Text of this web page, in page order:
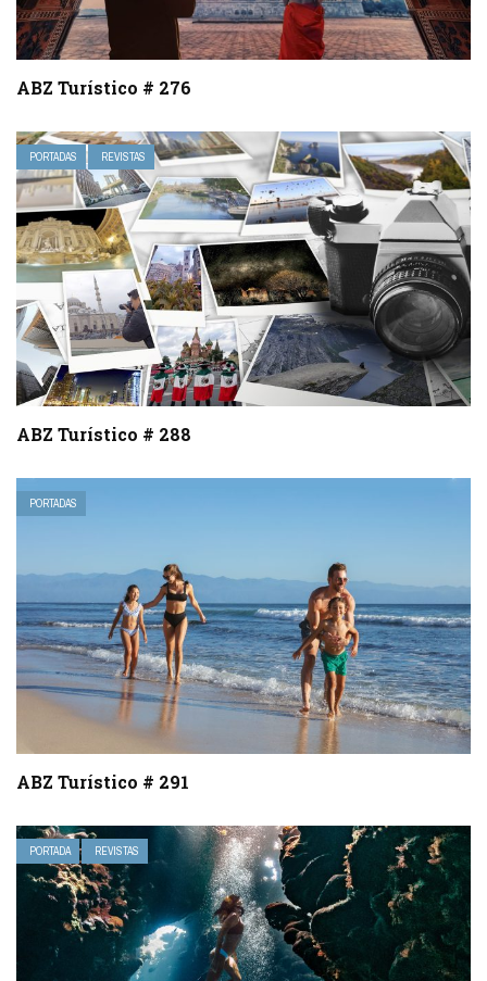
ABZ Turístico # 276
PORTADAS REVISTAS
ABZ Turístico # 288
PORTADAS
ABZ Turístico # 291
PORTADA REVISTAS